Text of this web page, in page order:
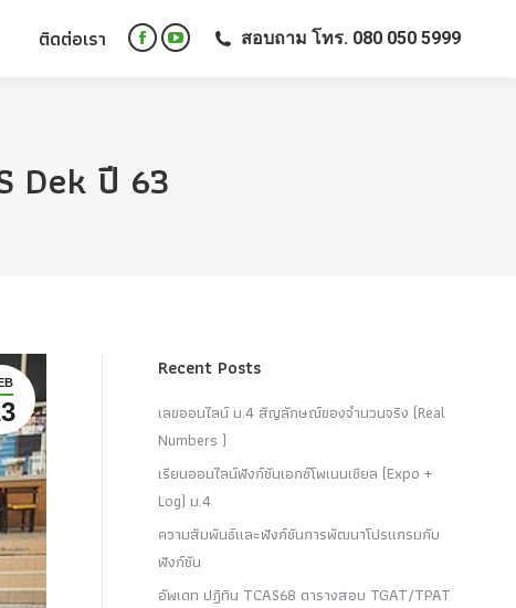
ติดต่อเรา
Facebook
new
window
YouTube สอบถาม โทร. 080 050 5999
Dek ปี 63
Recent Posts
เลขออนไลน์ ม.4 สัญลักษณ์ของจำนวนจริง (Real
Numbers )
เรียนออนไลน์ฟังก์ชันเอกซ์โพเนนเชียล (Expo +
Log) ม.4
ความสัมพันธ์และฟังก์ชันการพัฒนาโปรแกรมกับ
ฟังก์ชัน
อัพเดท ปฏิทิน TCAS68 ตารางสอบ TGAT/TPAT
ติดต่อเรา
Facebook
window
YouTube สอบถาม โทร. 080 050 5999